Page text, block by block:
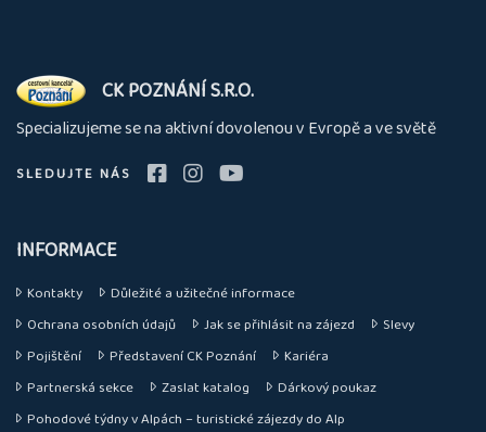
O
nás
CK POZNÁNÍ S.R.O.
Specializujeme se na aktivní dovolenou v Evropě a ve světě
SLEDUJTE NÁS
INFORMACE
Kontakty
Důležité a užitečné informace
Ochrana osobních údajů
Jak se přihlásit na zájezd
Slevy
Pojištění
Představení CK Poznání
Kariéra
Partnerská sekce
Zaslat katalog
Dárkový poukaz
Pohodové týdny v Alpách – turistické zájezdy do Alp